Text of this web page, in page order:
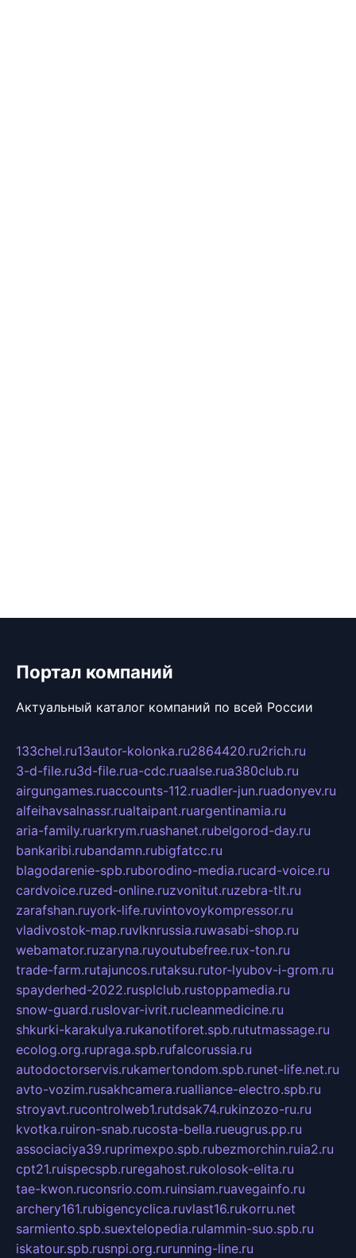
Портал компаний
Актуальный каталог компаний по всей России
133chel.ru13autor-kolonka.ru2864420.ru2rich.ru
3-d-file.ru3d-file.rua-cdc.ruaalse.rua380club.ru
airgungames.ruaccounts-112.ruadler-jun.ruadonyev.ru
alfeihavsalnassr.rualtaipant.ruargentinamia.ru
aria-family.ruarkrym.ruashanet.rubelgorod-day.ru
bankaribi.rubandamn.rubigfatcc.ru
blagodarenie-spb.ruborodino-media.rucard-voice.ru
cardvoice.ruzed-online.ruzvonitut.ruzebra-tlt.ru
zarafshan.ruyork-life.ruvintovoykompressor.ru
vladivostok-map.ruvlknrussia.ruwasabi-shop.ru
webamator.ruzaryna.ruyoutubefree.rux-ton.ru
trade-farm.rutajuncos.rutaksu.rutor-lyubov-i-grom.ru
spayderhed-2022.rusplclub.rustoppamedia.ru
snow-guard.ruslovar-ivrit.rucleanmedicine.ru
shkurki-karakulya.rukanotiforet.spb.rututmassage.ru
ecolog.org.rupraga.spb.rufalcorussia.ru
autodoctorservis.rukamertondom.spb.runet-life.net.ru
avto-vozim.rusakhcamera.rualliance-electro.spb.ru
stroyavt.rucontrolweb1.rutdsak74.rukinzozo-ru.ru
kvotka.ruiron-snab.rucosta-bella.rueugrus.pp.ru
associaciya39.ruprimexpo.spb.rubezmorchin.ruia2.ru
cpt21.ruispecspb.ruregahost.rukolosok-elita.ru
tae-kwon.ruconsrio.com.ruinsiam.ruavegainfo.ru
archery161.rubigencyclica.ruvlast16.rukorru.net
sarmiento.spb.suextelopedia.rulammin-suo.spb.ru
iskatour.spb.rusnpi.org.rurunning-line.ru